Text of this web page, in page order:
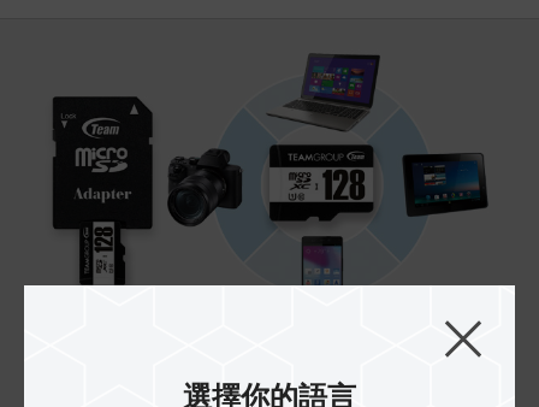
行動週邊最佳夥伴
選擇你的語言